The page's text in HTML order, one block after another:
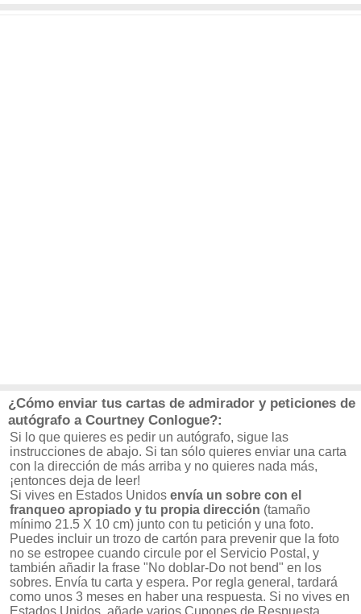
¿Cómo enviar tus cartas de admirador y peticiones de
autógrafo a Courtney Conlogue?:
Si lo que quieres es pedir un autógrafo, sigue las
instrucciones de abajo. Si tan sólo quieres enviar una carta
con la dirección de más arriba y no quieres nada más,
¡entonces deja de leer!
Si vives en Estados Unidos envía un sobre con el
franqueo apropiado y tu propia dirección (tamaño
mínimo 21.5 X 10 cm) junto con tu petición y una foto.
Puedes incluir un trozo de cartón para prevenir que la foto
no se estropee cuando circule por el Servicio Postal, y
también añadir la frase "No doblar-Do not bend" en los
sobres. Envía tu carta y espera. Por regla general, tardará
como unos 3 meses en haber una respuesta. Si no vives en
Estados Unidos, añade varios Cupones de Respuesta